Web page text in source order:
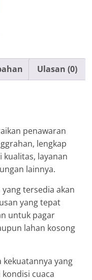
Ulasan (0)
penawaran
lengkap
layanan
lainnya.
tersedia akan
yang tepat
untuk pagar
lahan kosong
kekuatannya yang
cuaca